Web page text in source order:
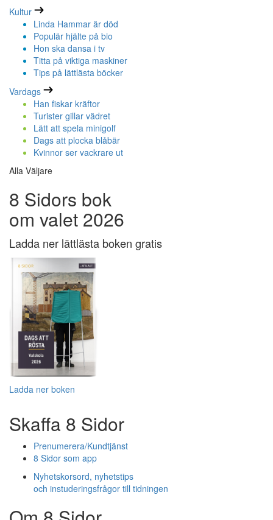
Kultur
Linda Hammar är död
Populär hjälte på bio
Hon ska dansa i tv
Titta på viktiga maskiner
Tips på lättlästa böcker
Vardags
Han fiskar kräftor
Turister gillar vädret
Lätt att spela minigolf
Dags att plocka blåbär
Kvinnor ser vackrare ut
Alla Väljare
8 Sidors bok
om valet 2026
Ladda ner lättlästa boken gratis
Ladda ner boken
Skaffa 8 Sidor
Prenumerera/Kundtjänst
8 Sidor som app
Nyhetskorsord, nyhetstips
och instuderingsfrågor till tidningen